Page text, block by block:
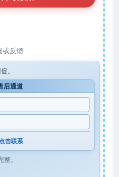
或反馈
。
后通道
点击联系
。